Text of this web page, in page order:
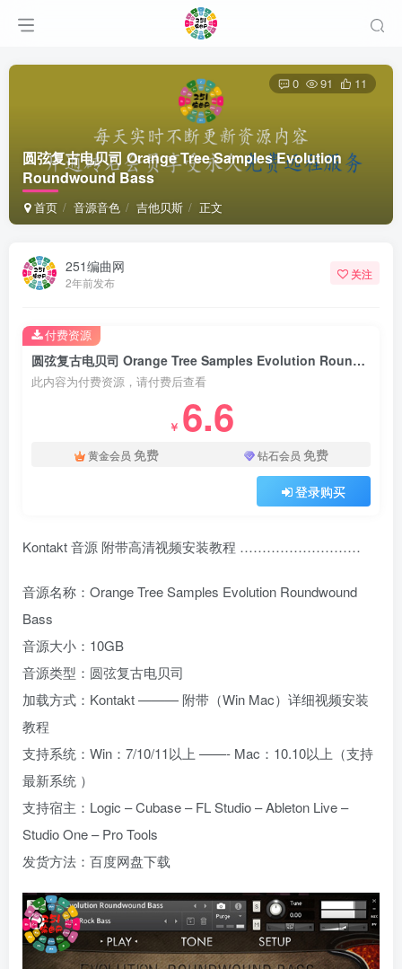
圆弦复古电贝司 Orange Tree Samples Evolution
Roundwound Bass
首页 音源音色 吉他贝斯 正文
0 91 11
251编曲网
2年前发布
关注
圆弦复古电贝司 Orange Tree Samples Evolution Roundwound Bass
此内容为付费资源，请付费后查看
￥ 6.6
黄金会员 免费 钻石会员 免费
登录购买
付费资源
Kontakt 音源 附带高清视频安装教程 ………………………
音源名称：Orange Tree Samples Evolution Roundwound
Bass
音源大小：10GB
音源类型：圆弦复古电贝司
加载方式：Kontakt ——— 附带（Win Mac）详细视频安装
教程
支持系统：Win：7/10/11以上 ——- Mac：10.10以上（支持
最新系统 ）
支持宿主：Logic – Cubase – FL Studio – Ableton Live –
Studio One – Pro Tools
发货方法：百度网盘下载